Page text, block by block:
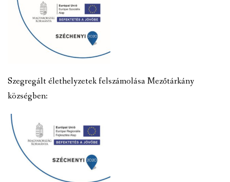
Szegregált élethelyzetek felszámolása Mezőtárkány
községben: